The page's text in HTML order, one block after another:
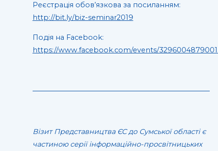
Реєстрація обов’язкова за посиланням:
http://bit.ly/biz-seminar2019
Подія на Facebook:
https://www.facebook.com/events/
Візит Представництва ЄС до Сумської області є
частиною серії інформаційно-просвітницьких